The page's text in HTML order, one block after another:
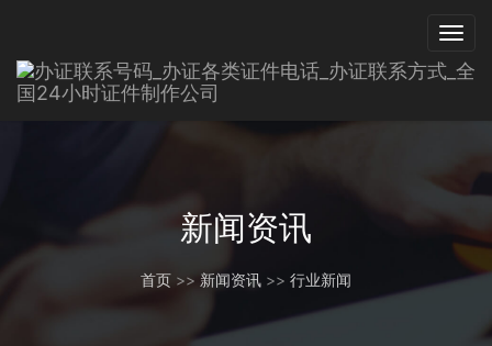
新闻资讯
首页 >> 新闻资讯 >> 行业新闻